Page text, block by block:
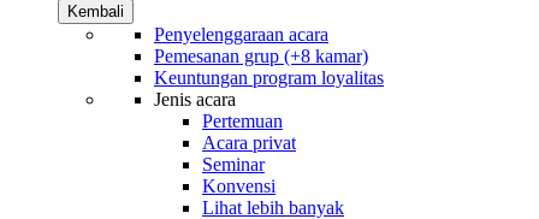
Kembali
Penyelenggaraan acara
Pemesanan grup (+8 kamar)
Keuntungan program loyalitas
Jenis acara
Pertemuan
Acara privat
Seminar
Konvensi
Lihat lebih banyak